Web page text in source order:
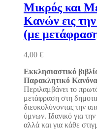
Μικρός και
Κανών εις
(με
4,00 €
Εκκλησιαστικό
Παρακλητικό
Περιλαμβάνει το
μετάφραση στη
διευκολύνοντας την
ύμνων. Ιδανικό για
αλλά και για κάθε